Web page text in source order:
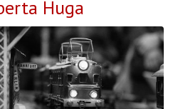
Huga